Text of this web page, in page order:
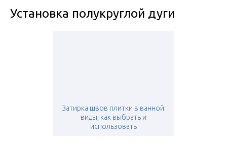
Установка полукруглой дуги
Затирка швов плитки в ванной:
виды, как выбрать и
использовать